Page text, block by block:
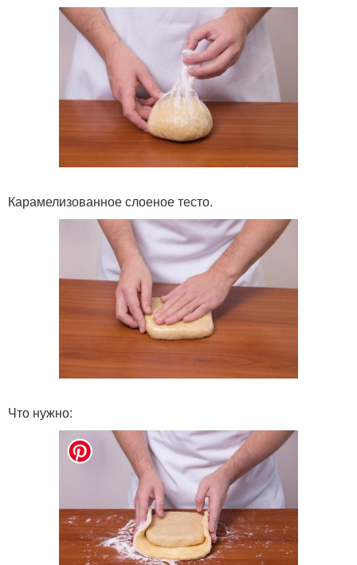
Карамелизованное слоеное тесто.
Что нужно: